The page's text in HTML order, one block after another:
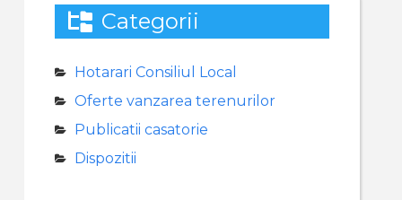
Categorii
Hotarari Consiliul Local
Oferte vanzarea terenurilor
Publicatii casatorie
Dispozitii